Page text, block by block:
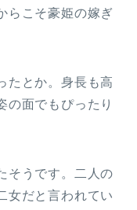
らこそ豪姫の嫁ぎ
たとか。身長も高
の面でもぴったり
そうです。二人の
女だと言われてい